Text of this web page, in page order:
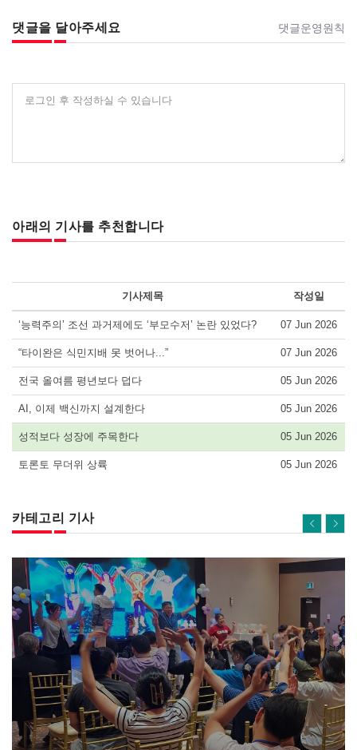
댓글을 달아주세요 댓글운영원칙
로그인 후 작성하실 수 있습니다
아래의 기사를 추천합니다
기사제목 작성일
‘능력주의’ 조선 과거제에도 ‘부모수저’ 논란 있었다? 07 Jun 2026
“타이완은 식민지배 못 벗어나...” 07 Jun 2026
전국 올여름 평년보다 덥다 05 Jun 2026
AI, 이제 백신까지 설계한다 05 Jun 2026
성적보다 성장에 주목한다 05 Jun 2026
토론토 무더위 상륙 05 Jun 2026
카테고리 기사